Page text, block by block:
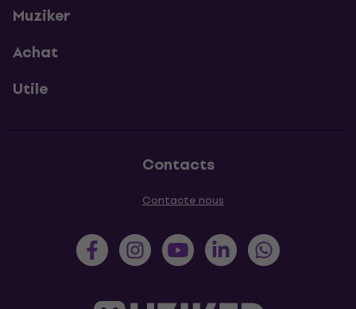
Muziker
Achat
Utile
Contacts
Contacte nous